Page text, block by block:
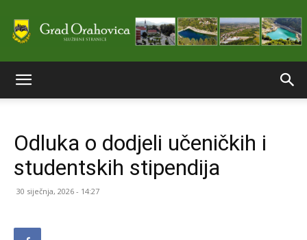
stranice
Odluka o dodjeli učeničkih i
studentskih stipendija
30 siječnja, 2026 - 14:27